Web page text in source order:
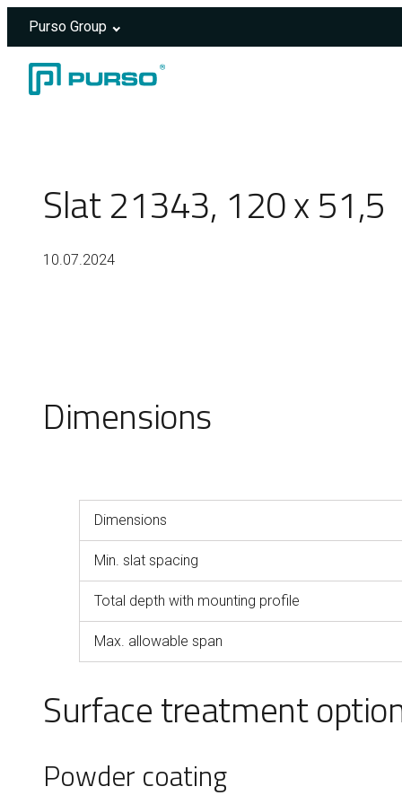
Purso Group
Slat 21343, 120 x 51,5
10.07.2024
Dimensions
Dimensions
Min. slat spacing
Total depth with mounting profile
Max. allowable span
Surface treatment
Powder coating